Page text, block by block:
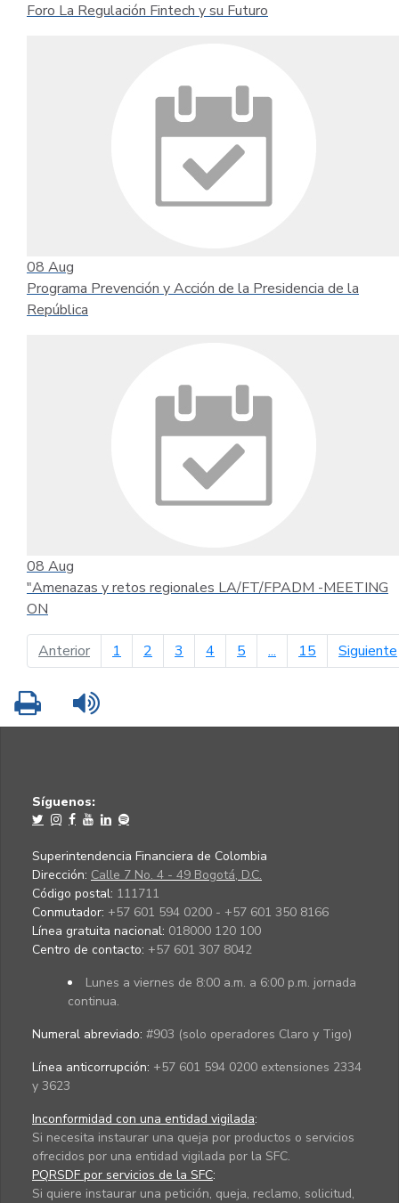
Foro La Regulación Fintech y su Futuro
08 Aug
Programa Prevención y Acción de la Presidencia de la
República
08 Aug
"Amenazas y retos regionales LA/FT/FPADM -MEETING
ON
Anteriorpágina anterior
1 2 3 4 5 ... 15 Siguiente
Imprimir
Síguenos:
Superintendencia Financiera de Colombia
Dirección: Calle 7 No. 4 - 49 Bogotá, D.C.
Código postal: 111711
Conmutador: +57 601 594 0200 - +57 601 350 8166
Línea gratuita nacional: 018000 120 100
Centro de contacto: +57 601 307 8042
Lunes a viernes de 8:00 a.m. a 6:00 p.m. jornada
continua.
Numeral abreviado: #903 (solo operadores Claro y Tigo)
Línea anticorrupción: +57 601 594 0200 extensiones 2334
y 3623
Inconformidad con una entidad vigilada:
Si necesita instaurar una queja por productos o servicios
ofrecidos por una entidad vigilada por la SFC.
PQRSDF por servicios de la SFC:
Si quiere instaurar una petición, queja, reclamo, solicitud,